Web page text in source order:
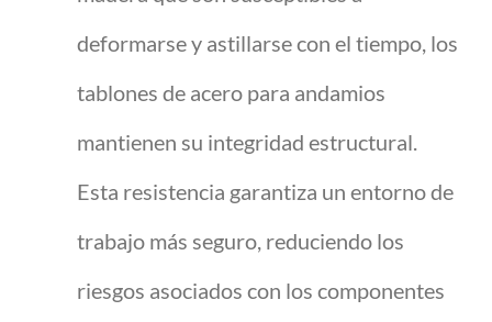
deformarse y astillarse con el tiempo, los
tablones de acero para andamios
mantienen su integridad estructural.
Esta resistencia garantiza un entorno de
trabajo más seguro, reduciendo los
riesgos asociados con los componentes